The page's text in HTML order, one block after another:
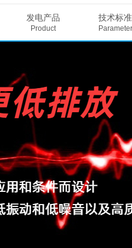
发电产品
Product
技术标准
Parameter